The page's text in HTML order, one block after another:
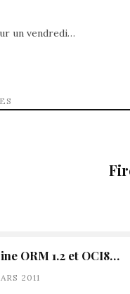
un vendredi…
ORM 1.2 et OCI8…
2011